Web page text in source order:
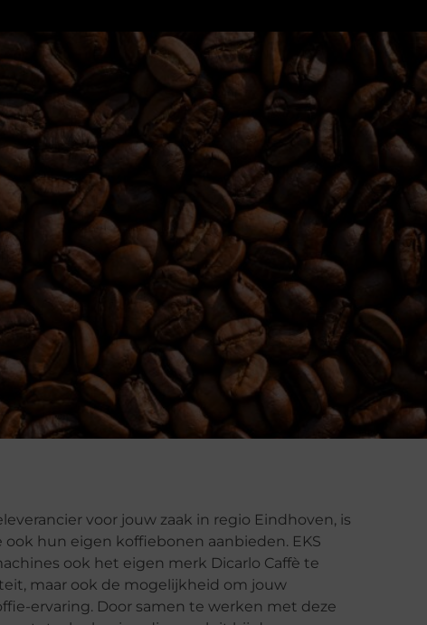
voor jouw zaak in regio Eindhoven, is
hun eigen koffiebonen aanbieden. EKS
ook het eigen merk Dicarlo Caffè te
maar ook de mogelijkheid om jouw
ervaring. Door samen te werken met deze